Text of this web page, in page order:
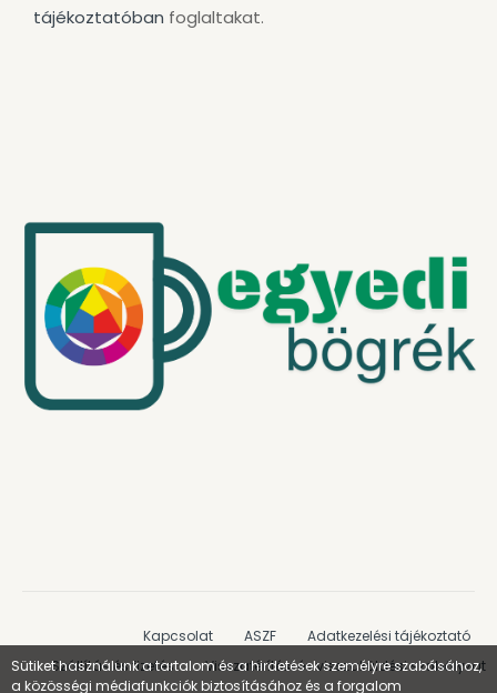
tájékoztatóban foglaltakat.
Kapcsolat ASZF
Adatkezelési tájékoztató
Szállítás és fizetés
Visszatérítési és visszaküldési szabályzat
Sütiket használunk a tartalom és a hirdetések személyre szabásához,
a közösségi médiafunkciók biztosításához és a forgalom